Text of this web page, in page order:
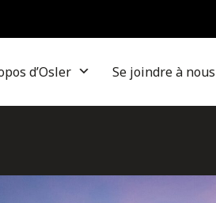
d’Osler Se joindre à nous